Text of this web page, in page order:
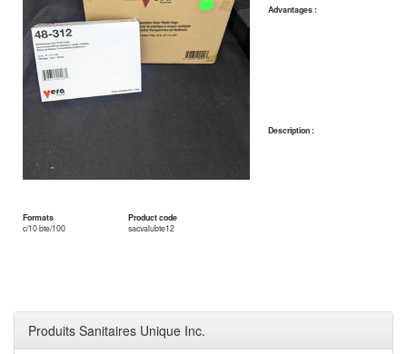
Formats
Product code
c/10 bte/100
sacvalubte12
Advantages :
Description :
Produits Sanitaires Unique Inc.